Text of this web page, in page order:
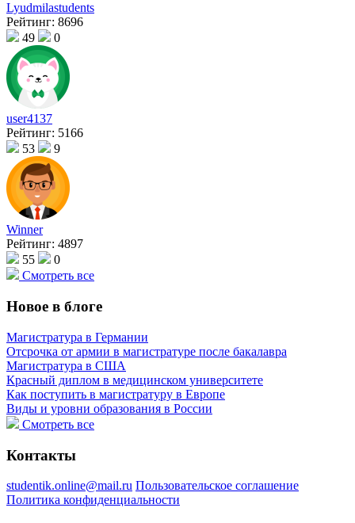
Lyudmilastudents
Рейтинг: 8696
49
0
user4137
Рейтинг: 5166
53
9
Winner
Рейтинг: 4897
55
0
Смотреть все
Новое в блоге
Магистратура в Германии
Отсрочка от армии в магистратуре после бакалавра
Магистратура в США
Красный диплом в медицинском университете
Как поступить в магистратуру в Европе
Виды и уровни образования в России
Смотреть все
Контакты
studentik.online@mail.ru Пользовательское соглашение
Политика конфиденциальности